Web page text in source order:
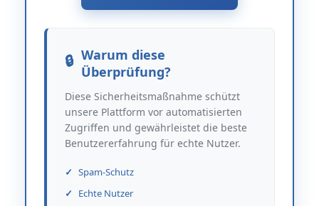
Warum diese
Überprüfung?
Diese Sicherheitsmaßnahme schützt
unsere Plattform vor automatisierten
Zugriffen und gewährleistet die beste
Benutzererfahrung für echte Nutzer.
Spam-Schutz
Echte Nutzer